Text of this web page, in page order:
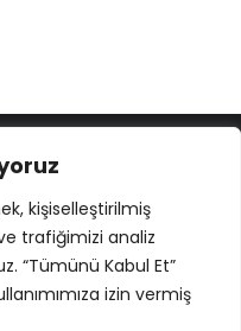
kişiselleştirilmiş
trafiğimizi analiz
“Tümünü Kabul Et”
izin vermiş